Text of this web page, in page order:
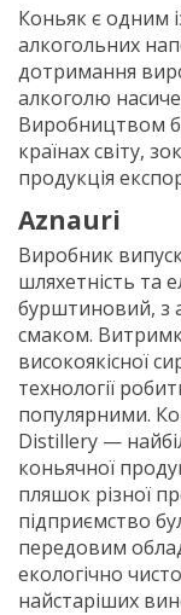
Коньяк є одним
алкогольних
дотримання
алкоголю
Виробництвом
країнах світу,
продукція
Aznauri
Виробник
шляхетність та
бурштиновий, з
смаком.
високоякісної
технології
популярними.
Distillery —
коньячної
пляшок різної
підприємство
передовим
екологічно
найстаріших